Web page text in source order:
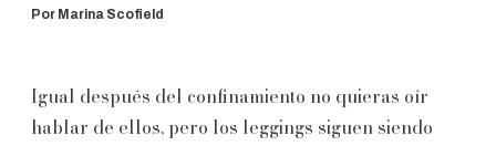
Por Marina Scofield
Igual después del confinamiento no quieras oír
hablar de ellos, pero los leggings siguen siendo